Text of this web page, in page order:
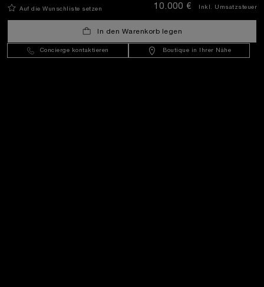
Auf die Wunschliste setzen 10.000 € Inkl. Umsatzsteuer
In den Warenkorb legen
Concierge kontaktieren Boutique in Ihrer Nähe
Deutschland(EUR €)- DE